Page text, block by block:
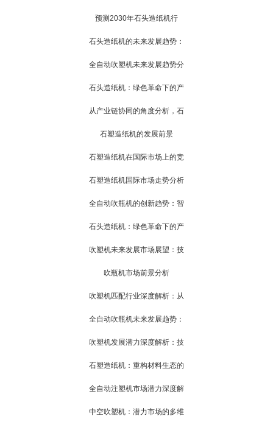
预测2030年石头造纸机行
石头造纸机的未来发展趋势：
全自动吹塑机未来发展趋势分
石头造纸机：绿色革命下的产
从产业链协同的角度分析，石
石塑造纸机的发展前景
石塑造纸机在国际市场上的竞
石塑造纸机国际市场走势分析
全自动吹瓶机的创新趋势：智
石头造纸机：绿色革命下的产
吹塑机未来发展市场展望：技
吹瓶机市场前景分析
吹塑机匹配行业深度解析：从
全自动吹瓶机未来发展趋势：
吹塑机发展潜力深度解析：技
石塑造纸机：重构材料生态的
全自动注塑机市场潜力深度解
中空吹塑机：潜力市场的多维